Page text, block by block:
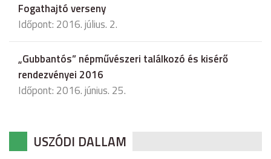
Fogathajtó verseny
Időpont: 2016. július. 2.
„Gubbantós” népművészeri találkozó és kisérő
rendezvényei 2016
Időpont: 2016. június. 25.
USZÓDI DALLAM